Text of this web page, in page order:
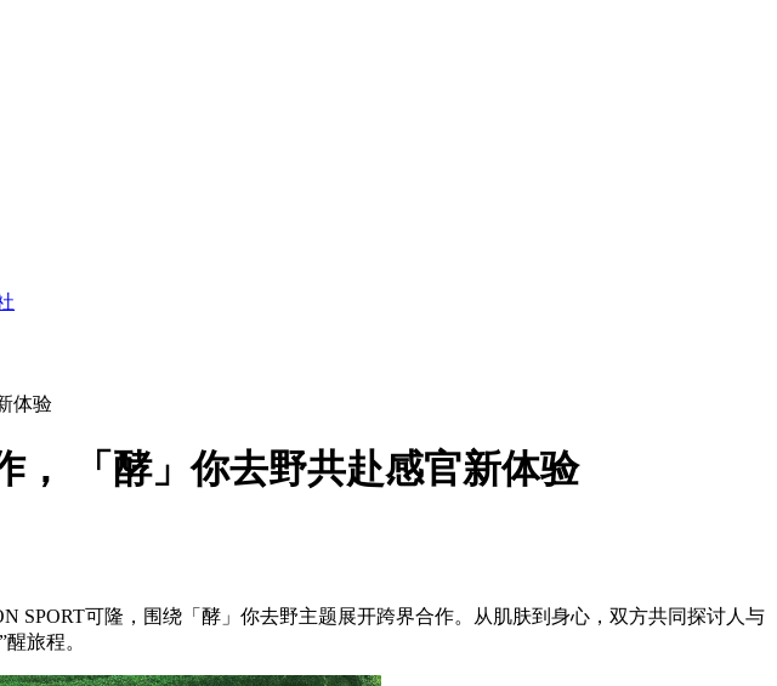
体验
， 「酵」你去野共赴感官新体验
可隆，围绕「酵」你去野主题展开跨界合作。从肌肤到身心，双方共同探讨人与
旅程。